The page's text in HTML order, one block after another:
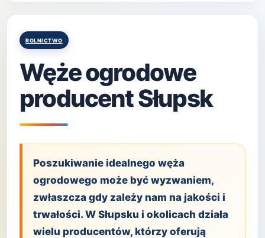
Posted
ROLNICTWO
Węże ogrodowe
producent Słupsk
Poszukiwanie idealnego węża
ogrodowego może być wyzwaniem,
zwłaszcza gdy zależy nam na jakości i
trwałości. W Słupsku i okolicach działa
wielu producentów, którzy oferują